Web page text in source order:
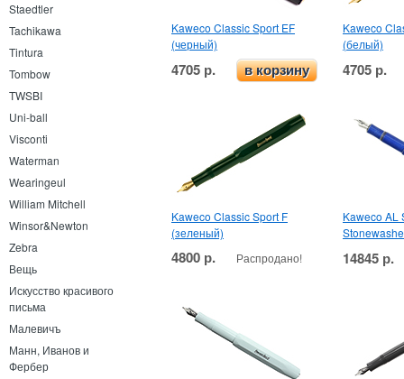
Staedtler
Tachikawa
Tintura
Tombow
TWSBI
Uni-ball
Visconti
Waterman
Wearingeul
William Mitchell
Winsor&Newton
Zebra
Вещь
Искусство красивого
письма
Малевичъ
Манн, Иванов и
Фербер
Kaweco Classic Sport EF
(черный)
4705 р. в корзину
Kaweco
(белый)
4705 р.
Kaweco Classic Sport F
(зеленый)
4800 р. Распродано!
Kaweco AL
14845 р.